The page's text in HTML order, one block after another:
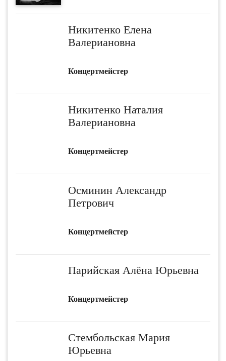
Никитенко Елена
Валериановна
Концертмейстер
Никитенко Наталия
Валериановна
Концертмейстер
Осминин Александр
Петрович
Концертмейстер
Парийская Алёна Юрьевна
Концертмейстер
Стембольская Мария
Юрьевна